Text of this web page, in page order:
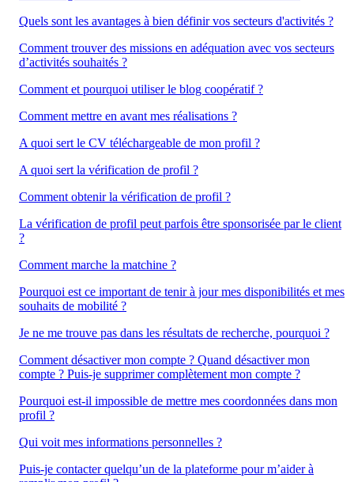
Quels sont les avantages à bien définir vos secteurs d'activités ?
Comment trouver des missions en adéquation avec vos secteurs
d’activités souhaités ?
Comment et pourquoi utiliser le blog coopératif ?
Comment mettre en avant mes réalisations ?
A quoi sert le CV téléchargeable de mon profil ?
A quoi sert la vérification de profil ?
Comment obtenir la vérification de profil ?
La vérification de profil peut parfois être sponsorisée par le client
?
Comment marche la matchine ?
Pourquoi est ce important de tenir à jour mes disponibilités et mes
souhaits de mobilité ?
Je ne me trouve pas dans les résultats de recherche, pourquoi ?
Comment désactiver mon compte ? Quand désactiver mon
compte ? Puis-je supprimer complètement mon compte ?
Pourquoi est-il impossible de mettre mes coordonnées dans mon
profil ?
Qui voit mes informations personnelles ?
Puis-je contacter quelqu’un de la plateforme pour m’aider à